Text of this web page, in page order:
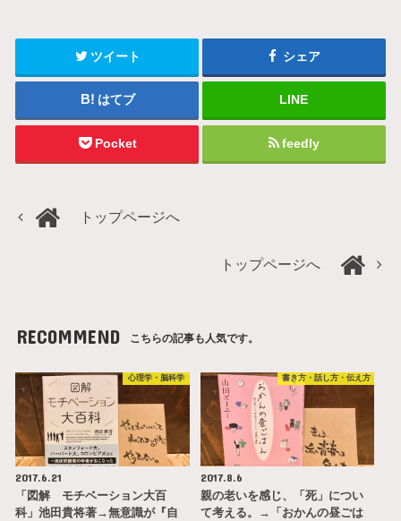
ツイート シェア
はてブ LINE
Pocket feedly
トップページへ
トップページへ
RECOMMEND こちらの記事も人気です。
心理学・脳科学
2017.6.21
「図解 モチベーション大百
科」池田貴将著→無意識が『自
書き方・話し方・伝え方
2017.8.6
親の老いを感じ、「死」につい
て考える。→「おかんの昼ごは